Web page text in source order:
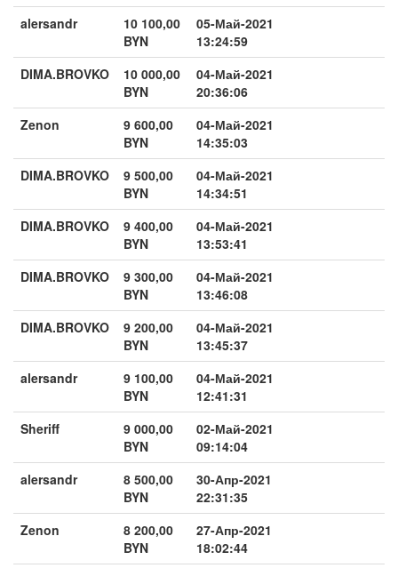
alersandr
10 100,00
BYN
05-Май-2021
13:24:59
DIMA.BROVKO
10 000,00
BYN
04-Май-2021
20:36:06
Zenon
9 600,00
BYN
04-Май-2021
14:35:03
DIMA.BROVKO
9 500,00
BYN
04-Май-2021
14:34:51
DIMA.BROVKO
9 400,00
BYN
04-Май-2021
13:53:41
DIMA.BROVKO
9 300,00
BYN
04-Май-2021
13:46:08
DIMA.BROVKO
9 200,00
BYN
04-Май-2021
13:45:37
alersandr
9 100,00
BYN
04-Май-2021
12:41:31
Sheriff
9 000,00
BYN
02-Май-2021
09:14:04
alersandr
8 500,00
BYN
30-Апр-2021
22:31:35
Zenon
8 200,00
BYN
27-Апр-2021
18:02:44